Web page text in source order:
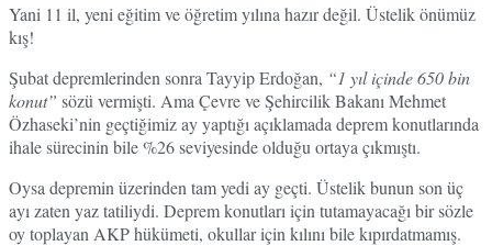
Yani 11 il, yeni eğitim ve öğretim yılına hazır değil. Üstelik önümüz
kış!
Şubat depremlerinden sonra Tayyip Erdoğan, “1 yıl içinde 650 bin
konut” sözü vermişti. Ama Çevre ve Şehircilik Bakanı Mehmet
Özhaseki’nin geçtiğimiz ay yaptığı açıklamada deprem konutlarında
ihale sürecinin bile %26 seviyesinde olduğu ortaya çıkmıştı.
Oysa depremin üzerinden tam yedi ay geçti. Üstelik bunun son üç
ayı zaten yaz tatiliydi. Deprem konutları için tutamayacağı bir sözle
oy toplayan AKP hükümeti, okullar için kılını bile kıpırdatmamış.